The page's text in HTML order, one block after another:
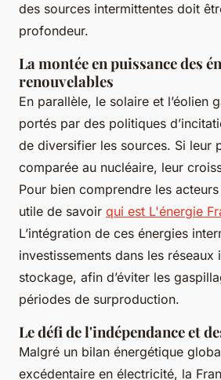
des sources intermittentes doit
profondeur.
La montée en puissance des
renouvelables
En parallèle, le solaire et l’éolien
portés par des politiques
de diversifier les sources. Si leur
comparée au nucléaire, leur
Pour bien comprendre les
utile de savoir qui est L'énergie
L’intégration de ces énergies
investissements dans les réseaux
stockage, afin d’éviter les
périodes de surproduction.
Le défi de l'indépendance et
Malgré un bilan énergétique
excédentaire en électricité, la